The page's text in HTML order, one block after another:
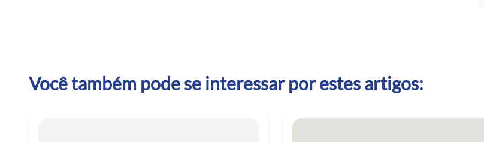
Você também pode se interessar por estes artigos: